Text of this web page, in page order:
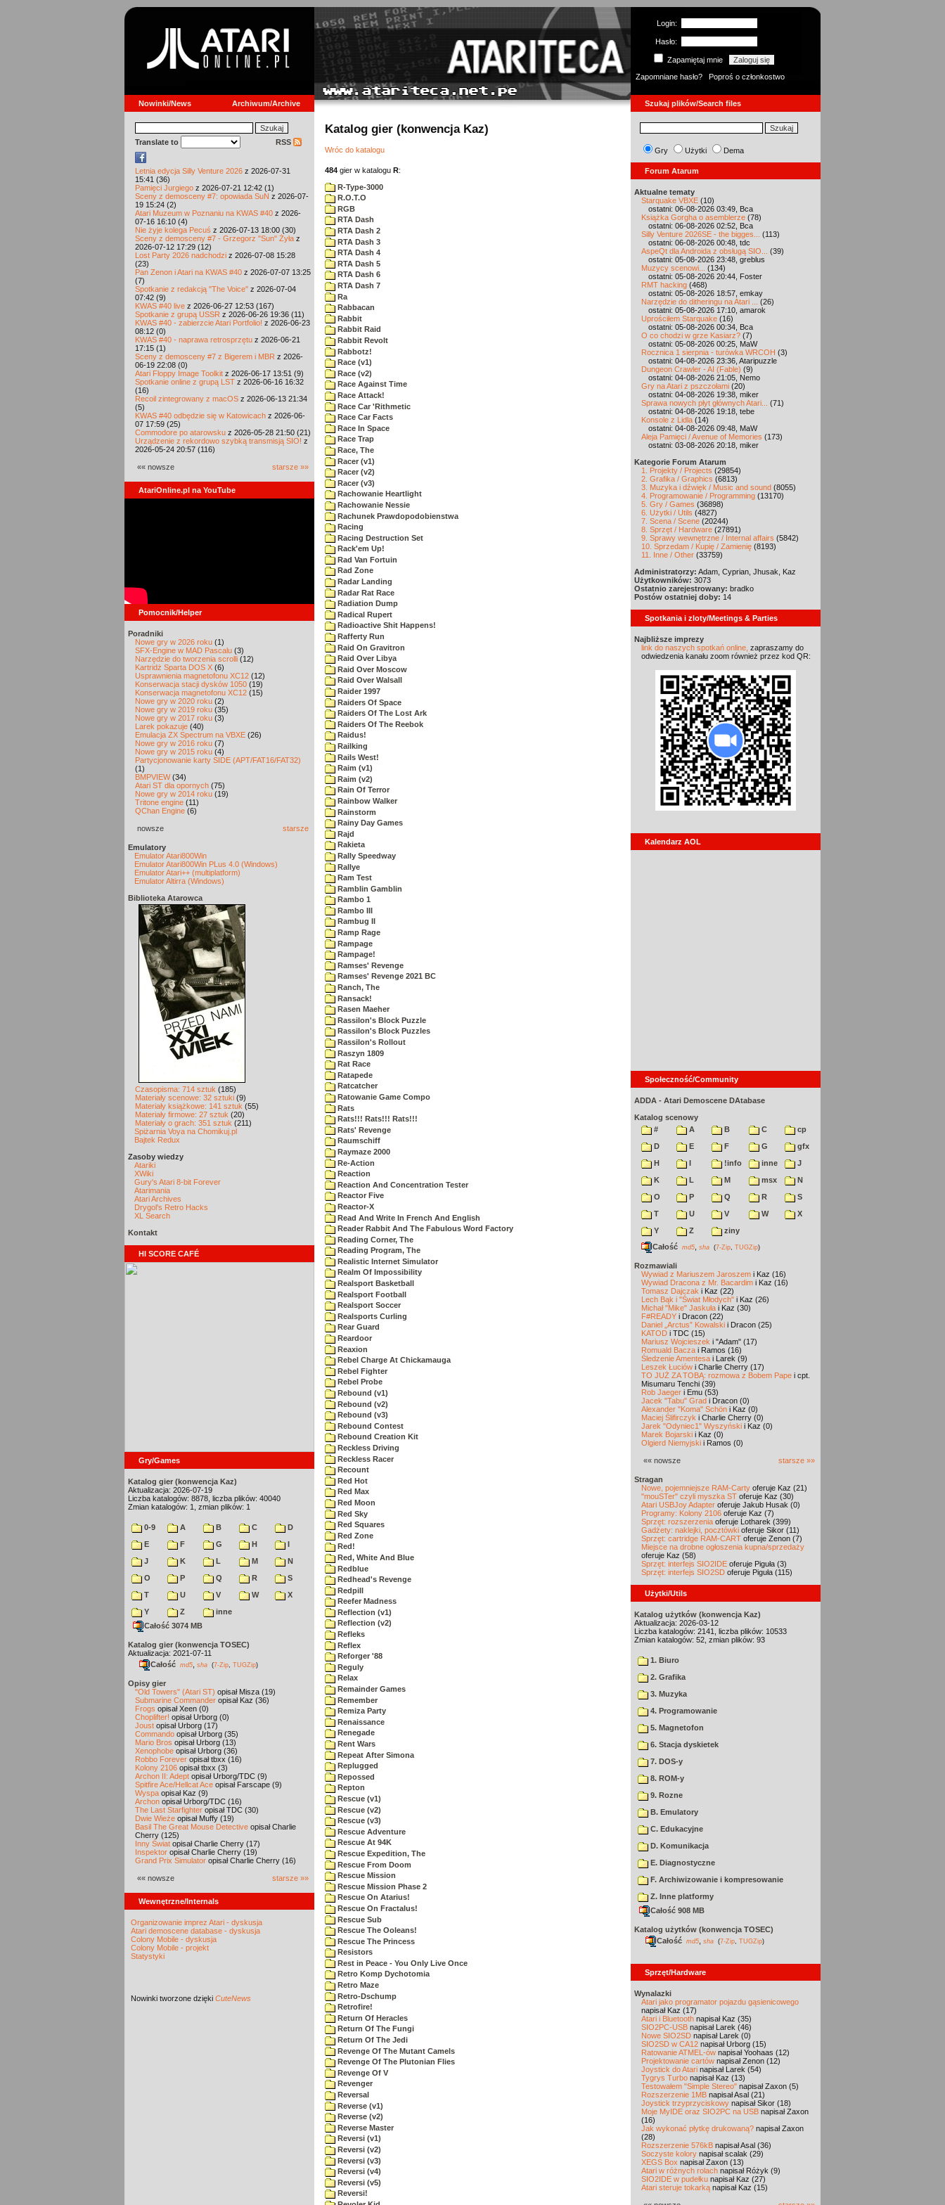
Login:
Hasło:
Zapamiętaj mnie
Zapomniane hasło?
Poproś o członkostwo
Nowinki/News Archiwum/Archive Szukaj plików/Search files
Translate to RSS
Letnia edycja Silly Venture 2026 z 2026-07-31
15:41 (36)
Pamięci Jurgiego z 2026-07-21 12:42 (1)
Sceny z demosceny #7: opowiada SuN z 2026-07-
19 15:24 (2)
Atari Muzeum w Poznaniu na KWAS #40 z 2026-
07-16 16:10 (4)
Nie żyje kolega Pecuś z 2026-07-13 18:00 (30)
Sceny z demosceny #7 - Grzegorz "Sun" Żyła z
2026-07-12 17:29 (12)
Lost Party 2026 nadchodzi z 2026-07-08 15:28
(23)
Pan Zenon i Atari na KWAS #40 z 2026-07-07 13:25
(7)
Spotkanie z redakcją "The Voice" z 2026-07-04
07:42 (9)
KWAS #40 live z 2026-06-27 12:53 (167)
Spotkanie z grupą USSR z 2026-06-26 19:36 (11)
KWAS #40 - zabierzcie Atari Portfolio! z 2026-06-23
08:12 (0)
KWAS #40 - naprawa retrosprzętu z 2026-06-21
17:15 (1)
Sceny z demosceny #7 z Bigerem i MBR z 2026-
06-19 22:08 (0)
Atari Floppy Image Toolkit z 2026-06-17 13:51 (9)
Spotkanie online z grupą LST z 2026-06-16 16:32
(16)
Recoil zintegrowany z macOS z 2026-06-13 21:34
(5)
KWAS #40 odbędzie się w Katowicach z 2026-06-
07 17:59 (25)
Commodore po atarowsku z 2026-05-28 21:50 (21)
Urządzenie z rekordowo szybką transmisją SIO! z
2026-05-24 20:57 (116)
«« nowsze starsze »»
AtariOnline.pl na YouTube
Pomocnik/Helper
Poradniki
Nowe gry w 2026 roku (1)
SFX-Engine w MAD Pascalu (3)
Narzędzie do tworzenia scrolli (12)
Kartridż Sparta DOS X (6)
Usprawnienia magnetofonu XC12 (12)
Konserwacja stacji dysków 1050 (19)
Konserwacja magnetofonu XC12 (15)
Nowe gry w 2020 roku (2)
Nowe gry w 2019 roku (35)
Nowe gry w 2017 roku (3)
Larek pokazuje (40)
Emulacja ZX Spectrum na VBXE (26)
Nowe gry w 2016 roku (7)
Nowe gry w 2015 roku (4)
Partycjonowanie karty SIDE (APT/FAT16/FAT32)
(1)
BMPVIEW(34)
Atari ST dla opornych (75)
Nowe gry w 2014 roku (19)
Tritone engine (11)
QChan Engine (6)
nowsze starsze
Emulatory
Emulator Atari800Win
Emulator Atari800Win PLus 4.0 (Windows)
Emulator Atari++ (multiplatform)
Emulator Altirra (Windows)
Biblioteka Atarowca
Czasopisma: 714 sztuk (185)
Materiały scenowe: 32 sztuki (9)
Materiały książkowe: 141 sztuk (55)
Materiały firmowe: 27 sztuk (20)
Materiały o grach: 351 sztuk (211)
Spiżarnia Voya na Chomikuj.pl
Bajtek Redux
Zasoby wiedzy
Atariki
XWiki
Gury's Atari 8-bit Forever
Atarimania
Atari Archives
Drygol's Retro Hacks
XL Search
Kontakt
HI SCORE CAFÉ
Gry/Games
Katalog gier (konwencja Kaz)
Aktualizacja: 2026-07-19
Liczba katalogów: 8878, liczba plików: 40040
Zmian katalogów: 1, zmian plików: 1
0-9 A B C
D
E
F G H
I
J
K L M
N
O
P Q R
S
T
U V W
X
Y
Z
inne
Całość 3074 MB
Katalog gier (konwencja TOSEC)
Aktualizacja: 2021-07-11
Całość md5 sha (7-Zip TUGZip)
Opisy gier
"Old Towers" (Atari ST) opisał Misza (19)
Submarine Commander opisał Kaz (36)
Frogs opisał Xeen (0)
Choplifter! opisał Urborg (0)
Joust opisał Urborg (17)
Commando opisał Urborg (35)
Mario Bros opisał Urborg (13)
Xenophobe opisał Urborg (36)
Robbo Forever opisał tbxx (16)
Kolony 2106 opisał tbxx (3)
Archon II: Adept opisał Urborg/TDC (9)
Spitfire Ace/Hellcat Ace opisał Farscape (9)
Wyspa opisał Kaz (9)
Archon opisał Urborg/TDC (16)
The Last Starfighter opisał TDC (30)
Dwie Wieże opisał Muffy (19)
Basil The Great Mouse Detective opisał Charlie
Cherry (125)
Inny Świat opisał Charlie Cherry (17)
Inspektor opisał Charlie Cherry (19)
Grand Prix Simulator opisał Charlie Cherry (16)
«« nowsze starsze »»
Wewnętrzne/Internals
Organizowanie imprez Atari - dyskusja
Atari demoscene database - dyskusja
Colony Mobile - dyskusja
Colony Mobile - projekt
Statystyki
Nowinki tworzone dzięki CuteNews
Katalog gier (konwencja Kaz)
Wróc do katalogu
484 gier w katalogu R:
R-Type-3000
R.O.T.O
RGB
RTA Dash
RTA Dash 2
RTA Dash 3
RTA Dash 4
RTA Dash 5
RTA Dash 6
RTA Dash 7
Ra
Rabbacan
Rabbit
Rabbit Raid
Rabbit Revolt
Rabbotz!
Race (v1)
Race (v2)
Race Against Time
Race Attack!
Race Car 'Rithmetic
Race Car Facts
Race In Space
Race Trap
Race, The
Racer (v1)
Racer (v2)
Racer (v3)
Rachowanie Heartlight
Rachowanie Nessie
Rachunek Prawdopodobienstwa
Racing
Racing Destruction Set
Rack'em Up!
Rad Van Fortuin
Rad Zone
Radar Landing
Radar Rat Race
Radiation Dump
Radical Rupert
Radioactive Shit Happens!
Rafferty Run
Raid On Gravitron
Raid Over Libya
Raid Over Moscow
Raid Over Walsall
Raider 1997
Raiders Of Space
Raiders Of The Lost Ark
Raiders Of The Reebok
Raidus!
Railking
Rails West!
Raim (v1)
Raim (v2)
Rain Of Terror
Rainbow Walker
Rainstorm
Rainy Day Games
Rajd
Rakieta
Rally Speedway
Rallye
Ram Test
Ramblin Gamblin
Rambo 1
Rambo III
Rambug II
Ramp Rage
Rampage
Rampage!
Ramses' Revenge
Ramses' Revenge 2021 BC
Ranch, The
Ransack!
Rasen Maeher
Rassilon's Block Puzzle
Rassilon's Block Puzzles
Rassilon's Rollout
Raszyn 1809
Rat Race
Ratapede
Ratcatcher
Ratowanie Game Compo
Rats
Rats!!! Rats!!! Rats!!!
Rats' Revenge
Raumschiff
Raymaze 2000
Re-Action
Reaction
Reaction And Concentration Tester
Reactor Five
Reactor-X
Read And Write In French And English
Reader Rabbit And The Fabulous Word Factory
Reading Corner, The
Reading Program, The
Realistic Internet Simulator
Realm Of Impossibility
Realsport Basketball
Realsport Football
Realsport Soccer
Realsports Curling
Rear Guard
Reardoor
Reaxion
Rebel Charge At Chickamauga
Rebel Fighter
Rebel Probe
Rebound (v1)
Rebound (v2)
Rebound (v3)
Rebound Contest
Rebound Creation Kit
Reckless Driving
Reckless Racer
Recount
Red Hot
Red Max
Red Moon
Red Sky
Red Squares
Red Zone
Red!
Red, White And Blue
Redblue
Redhead's Revenge
Redpill
Reefer Madness
Reflection (v1)
Reflection (v2)
Refleks
Reflex
Reforger '88
Reguly
Relax
Remainder Games
Remember
Remiza Party
Renaissance
Renegade
Rent Wars
Repeat After Simona
Replugged
Repossed
Repton
Rescue (v1)
Rescue (v2)
Rescue (v3)
Rescue Adventure
Rescue At 94K
Rescue Expedition, The
Rescue From Doom
Rescue Mission
Rescue Mission Phase 2
Rescue On Atarius!
Rescue On Fractalus!
Rescue Sub
Rescue The Ooleans!
Rescue The Princess
Resistors
Rest in Peace - You Only Live Once
Retro Komp Dychotomia
Retro Maze
Retro-Dschump
Retrofire!
Return Of Heracles
Return Of The Fungi
Return Of The Jedi
Revenge Of The Mutant Camels
Revenge Of The Plutonian Flies
Revenge Of V
Revenger
Reversal
Reverse (v1)
Reverse (v2)
Reverse Master
Reversi (v1)
Reversi (v2)
Reversi (v3)
Reversi (v4)
Reversi (v5)
Reversi!
Gry Użytki Dema
Forum Atarum
Aktualne tematy
Starquake VBXE (10)
ostatni: 06-08-2026 03:49, Bca
Książka Gorgha o asemblerze (78)
ostatni: 06-08-2026 02:52, Bca
Silly Venture 2026SE - the bigges...
(113)
ostatni: 06-08-2026 00:48, tdc
AspeQt dla Androida z obsługą SIO...
(39)
ostatni: 05-08-2026 23:48, greblus
Muzycy scenowi...
(134)
ostatni: 05-08-2026 20:44, Foster
RMT hacking (468)
ostatni: 05-08-2026 18:57, emkay
Narzędzie do ditheringu na Atari ...
(26)
ostatni: 05-08-2026 17:10, amarok
Uprościłem Starquake (16)
ostatni: 05-08-2026 00:34, Bca
O co chodzi w grze Kasiarz? (7)
ostatni: 05-08-2026 00:25, MaW
Rocznica 1 sierpnia - turówka WRCOH (3)
ostatni: 04-08-2026 23:36, Ataripuzzle
Dungeon Crawler - AI (Fable) (9)
ostatni: 04-08-2026 21:05, Nemo
Gry na Atari z pszczołami (20)
ostatni: 04-08-2026 19:38, miker
Sprawa nowych płyt głównych Atari...
(71)
ostatni: 04-08-2026 19:18, tebe
Konsole z Lidla (14)
ostatni: 04-08-2026 09:48, MaW
Aleja Pamięci / Avenue of Memories (173)
ostatni: 03-08-2026 20:18, miker
Kategorie Forum Atarum
1. Projekty / Projects (29854)
2. Grafika / Graphics (6813)
3. Muzyka i dźwięk / Music and sound (8055)
4. Programowanie / Programming (13170)
5. Gry / Games (36898)
6. Użytki / Utils (4827)
7. Scena / Scene (20244)
8. Sprzęt / Hardware (27891)
9. Sprawy wewnętrzne / Internal affairs (5842)
10. Sprzedam / Kupię / Zamienię (8193)
11. Inne / Other (33759)
Administratorzy: Adam, Cyprian, Jhusak, Kaz
Użytkowników: 3073
Ostatnio zarejestrowany: bradko
Postów ostatniej doby: 14
Spotkania i zloty/Meetings & Parties
Najbliższe imprezy
link do naszych spotkań online, zapraszamy do
odwiedzenia kanału zoom również przez kod QR:
Kalendarz AOL
Społeczność/Community
ADDA - Atari Demoscene DAtabase
Katalog scenowy
#
A B C
cp
D
E F G
gfx
H
I !info inne
J
K
L M msx
N
O
P Q R
S
T
U V W
X
Y
Z
ziny
Całość md5 sha (7-Zip TUGZip)
Rozmawiali
Wywiad z Mariuszem Jaroszem i Kaz (16)
Wywiad Dracona z Mr. Bacardim i Kaz (16)
Tomasz Dajczak i Kaz (22)
Lech Bąk i "Świat Młodych" i Kaz (26)
Michał "Mike" Jaskuła i Kaz (30)
F#READY i Dracon (22)
Daniel „Arctus” Kowalski i Dracon (25)
KATOD i TDC (15)
Mariusz Wojcieszek i "Adam" (17)
Romuald Bacza i Ramos (16)
Śledzenie Amentesa i Larek (9)
Leszek Łuciów i Charlie Cherry (17)
TO JUŻ ZA TOBĄ: rozmowa z Bobem Pape i cpt.
Misumaru Tenchi (39)
Rob Jaeger i Emu (53)
Jacek "Tabu" Grad i Dracon (0)
Alexander "Koma" Schön i Kaz (0)
Maciej Ślifirczyk i Charlie Cherry (0)
Jarek "Odyniec1" Wyszyński i Kaz (0)
Marek Bojarski i Kaz (0)
Olgierd Niemyjski i Ramos (0)
«« nowsze starsze »»
Stragan
Nowe, pojemniejsze RAM-Carty oferuje Kaz (21)
"mouSTer" czyli myszka ST oferuje Kaz (30)
Atari USBJoy Adapter oferuje Jakub Husak (0)
Programy: Kolony 2106 oferuje Kaz (7)
Sprzęt: rozszerzenia oferuje Lotharek (399)
Gadżety: naklejki, pocztówki oferuje Sikor (11)
Sprzęt: cartridge RAM-CART oferuje Zenon (7)
Miejsce na drobne ogłoszenia kupna/sprzedaży
oferuje Kaz (58)
Sprzęt: interfejs SIO2IDE oferuje Piguła (3)
Sprzęt: interfejs SIO2SD oferuje Piguła (115)
Użytki/Utils
Katalog użytków (konwencja Kaz)
Aktualizacja: 2026-03-12
Liczba katalogów: 2141, liczba plików: 10533
Zmian katalogów: 52, zmian plików: 93
1. Biuro
2. Grafika
3. Muzyka
4. Programowanie
5. Magnetofon
6. Stacja dyskietek
7. DOS-y
8. ROM-y
9. Rozne
B. Emulatory
C. Edukacyjne
D. Komunikacja
E. Diagnostyczne
F. Archiwizowanie i kompresowanie
Z. Inne platformy
Całość 908 MB
Katalog użytków (konwencja TOSEC)
Całość md5 sha (7-Zip TUGZip)
Sprzęt/Hardware
Wynalazki
Atari jako programator pojazdu gąsienicowego
napisał Kaz (17)
Atari i Bluetooth napisał Kaz (35)
SIO2PC-USB napisał Larek (46)
Nowe SIO2SD napisał Larek (0)
SIO2SD w CA12 napisał Urborg (15)
Ratowanie ATMEL-ów napisał Yoohaas (12)
Projektowanie cartów napisał Zenon (12)
Joystick do Atari napisał Larek (54)
Tygrys Turbo napisał Kaz (13)
Testowałem "Simple Stereo" napisał Zaxon (5)
Rozszerzenie 1MB napisał Asal (21)
Joystick trzyprzyciskowy napisał Sikor (18)
Moje MyIDE oraz SIO2PC na USB napisał Zaxon
(16)
Jak wykonać płytkę drukowaną? napisał Zaxon
(28)
Rozszerzenie 576kB napisał Asal (36)
Soczyste kolory napisał scalak (29)
XEGS Box napisał Zaxon (13)
Atari w różnych rolach napisał Różyk (9)
SIO2IDE w pudełku napisał Kaz (27)
Atari steruje tokarką napisał Kaz (15)